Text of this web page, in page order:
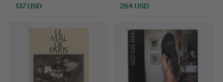
137 USD 264 USD